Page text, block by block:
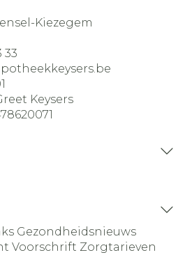
Kiezegem
33
Keysers
Gezondheidsnieuws
Voorschrift Zorgtarieven